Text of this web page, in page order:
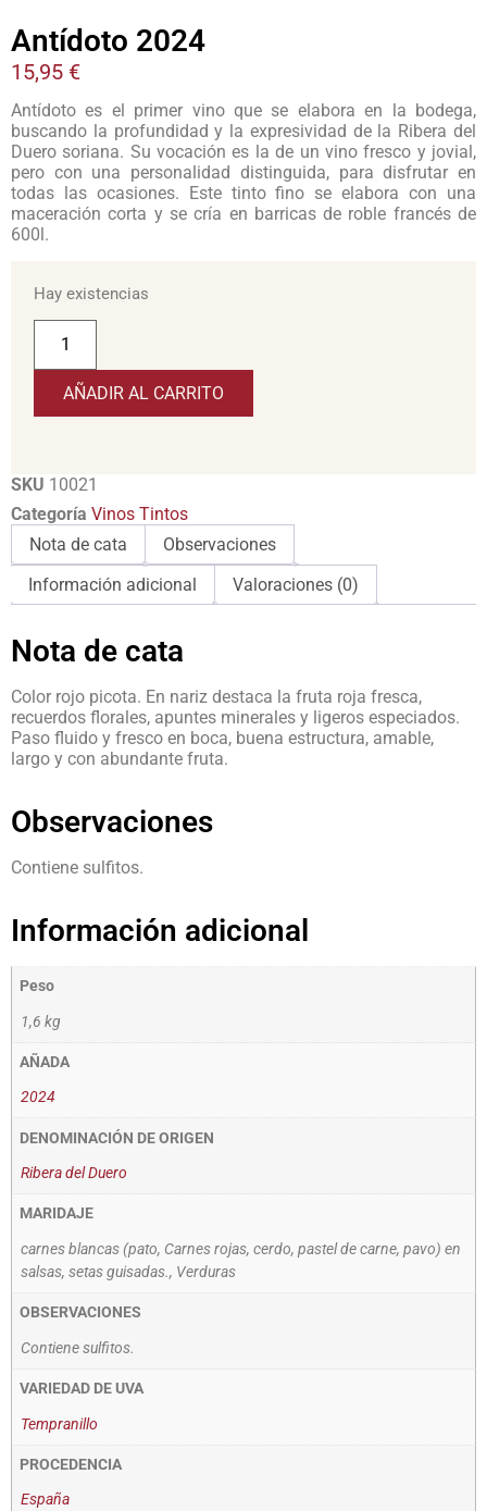
Antídoto 2024
15,95 €
Antídoto es el primer vino que se elabora en la bodega,
buscando la profundidad y la expresividad de la Ribera del
Duero soriana. Su vocación es la de un vino fresco y jovial,
pero con una personalidad distinguida, para disfrutar en
todas las ocasiones. Este tinto fino se elabora con una
maceración corta y se cría en barricas de roble francés de
600l.
Hay existencias
AÑADIR AL CARRITO
SKU 10021
Categoría Vinos Tintos
Nota de cata
Observaciones
Información adicional
Valoraciones (0)
Nota de cata
Color rojo picota. En nariz destaca la fruta roja fresca,
recuerdos florales, apuntes minerales y ligeros especiados.
Paso fluido y fresco en boca, buena estructura, amable,
largo y con abundante fruta.
Observaciones
Contiene sulfitos.
Información adicional
Peso
1,6 kg
AÑADA
2024
DENOMINACIÓN DE ORIGEN
Ribera del Duero
MARIDAJE
carnes blancas (pato, Carnes rojas, cerdo, pastel de carne, pavo) en
salsas, setas guisadas., Verduras
OBSERVACIONES
Contiene sulfitos.
VARIEDAD DE UVA
Tempranillo
PROCEDENCIA
España